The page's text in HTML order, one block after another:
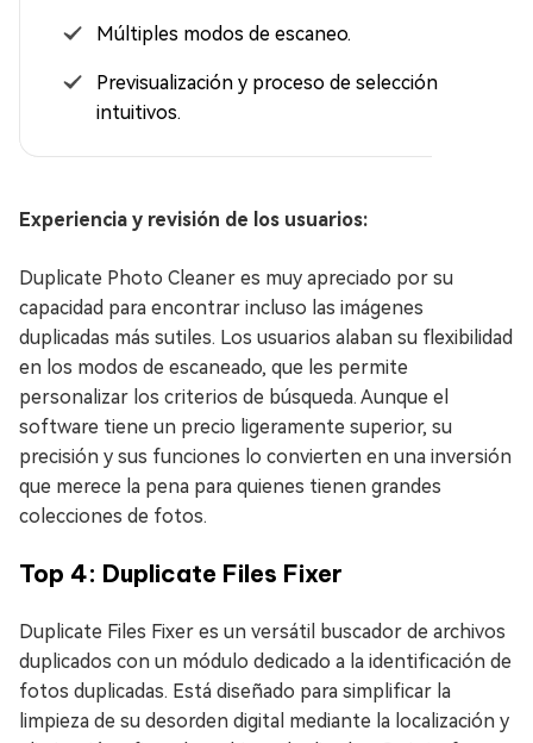
Múltiples modos de escaneo.
Previsualización y proceso de selección
intuitivos.
Experiencia y revisión de los usuarios:
Duplicate Photo Cleaner es muy apreciado por su
capacidad para encontrar incluso las imágenes
duplicadas más sutiles. Los usuarios alaban su flexibilidad
en los modos de escaneado, que les permite
personalizar los criterios de búsqueda. Aunque el
software tiene un precio ligeramente superior, su
precisión y sus funciones lo convierten en una inversión
que merece la pena para quienes tienen grandes
colecciones de fotos.
Top 4: Duplicate Files Fixer
Duplicate Files Fixer es un versátil buscador de archivos
duplicados con un módulo dedicado a la identificación de
fotos duplicadas. Está diseñado para simplificar la
limpieza de su desorden digital mediante la localización y